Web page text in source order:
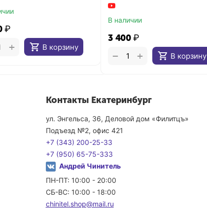
₽
В корзину
+
В наличии
3 400 ₽
В корзину
+
−
Контакты Екатеринбург
ул. Энгельса, 36, Деловой дом «Филитцъ»
Подъезд №2, офис 421
+7 (343) 200-25-33
+7 (950) 65-75-333
Андрей Чинитель
ПН-ПТ: 10:00 - 20:00
СБ-ВС: 10:00 - 18:00
chinitel.shop@mail.ru